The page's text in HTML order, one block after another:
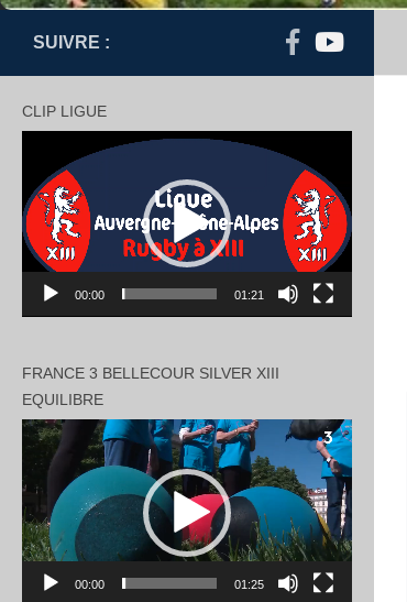
SUIVRE :
CLIP LIGUE
vidéo
00:00 01:21
FRANCE 3 BELLECOUR SILVER XIII
EQUILIBRE
Lecteur
vidéo
00:00 01:25